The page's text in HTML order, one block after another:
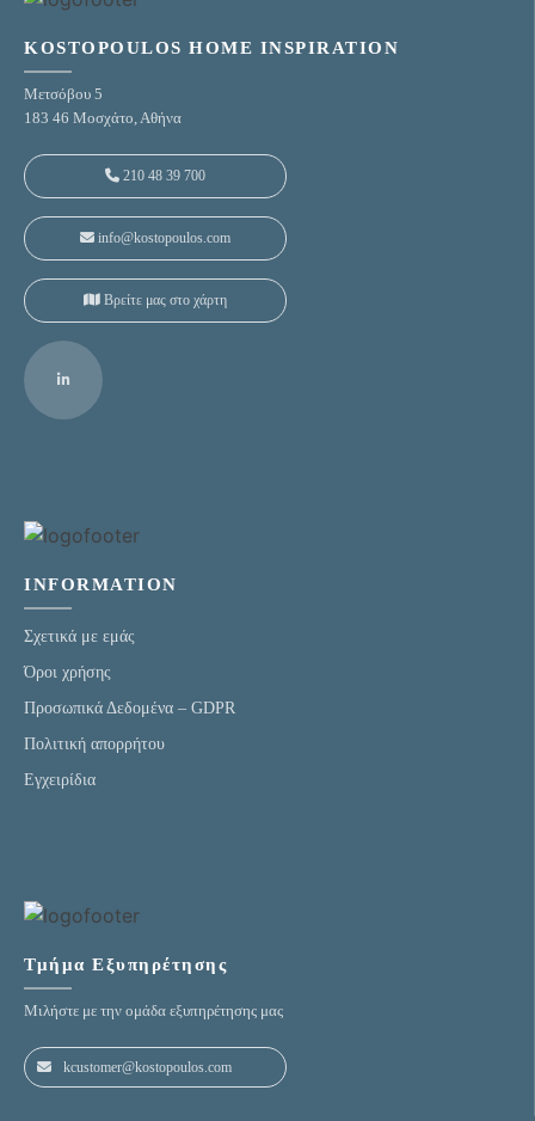
KOSTOPOULOS HOME INSPIRATION
Μετσόβου 5
183 46 Μοσχάτο, Αθήνα
210 48 39 700
info@kostopoulos.com
Βρείτε μας στο χάρτη
INFORMATION
Σχετικά με εμάς
Όροι χρήσης
Προσωπικά Δεδομένα – GDPR
Πολιτική απορρήτου
Eγχειρίδια
Τμήμα Εξυπηρέτησης
Μιλήστε με την ομάδα εξυπηρέτησης μας
kcustomer@kostopoulos.com